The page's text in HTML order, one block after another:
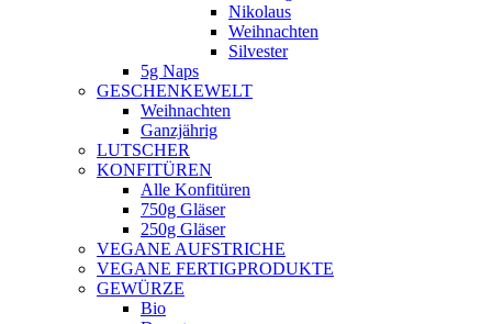
Nikolaus
Weihnachten
Silvester
5g Naps
GESCHENKEWELT
Weihnachten
Ganzjährig
LUTSCHER
KONFITÜREN
Alle Konfitüren
750g Gläser
250g Gläser
VEGANE AUFSTRICHE
VEGANE FERTIGPRODUKTE
GEWÜRZE
Bio